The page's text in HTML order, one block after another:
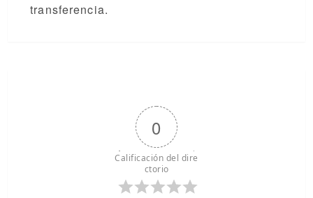
transferencia.
0
Calificación del dire
ctorio